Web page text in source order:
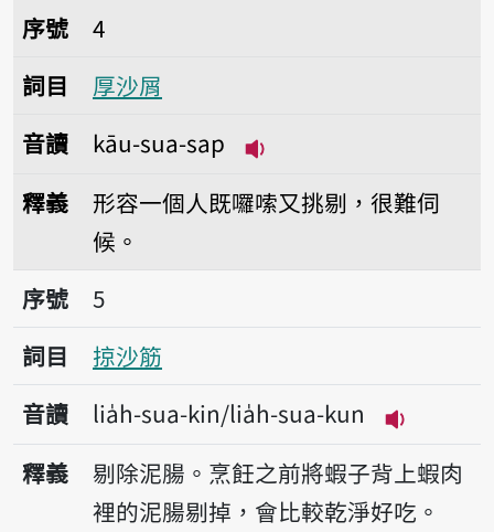
序號4厚沙屑
序號
4
詞目
厚沙屑
音讀
kāu-sua-sap
釋義
形容一個人既囉嗦又挑剔，很難伺
候。
序號5掠沙筋
序號
5
詞目
掠沙筋
音讀
lia̍h-sua-kin/lia̍h-sua-kun
播放音
釋義
剔除泥腸。烹飪之前將蝦子背上蝦肉
裡的泥腸剔掉，會比較乾淨好吃。